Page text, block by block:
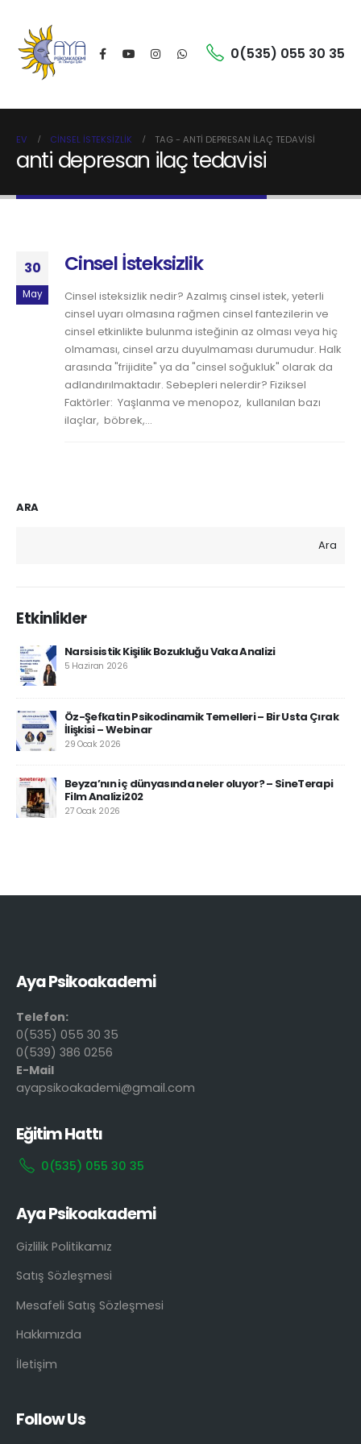
0(535) 055 30 35
EV CINSEL İSTEKSIZLIK TAG - ANTI DEPRESAN ILAÇ TEDAVISI
anti depresan ilaç tedavisi
30
May
Cinsel İsteksizlik
Cinsel isteksizlik nedir? Azalmış cinsel istek, yeterli
cinsel uyarı olmasına rağmen cinsel fantezilerin ve
cinsel etkinlikte bulunma isteğinin az olması veya hiç
olmaması, cinsel arzu duyulmaması durumudur. Halk
arasında "frijidite" ya da "cinsel soğukluk" olarak da
adlandırılmaktadır. Sebepleri nelerdir? Fiziksel
Faktörler: Yaşlanma ve menopoz, kullanılan bazı
ilaçlar, böbrek,...
ARA
Ara
Etkinlikler
Narsisistik Kişilik Bozukluğu Vaka Analizi
5 Haziran 2026
Öz-Şefkatin Psikodinamik Temelleri – Bir Usta Çırak
İlişkisi – Webinar
29 Ocak 2026
Beyza’nın iç dünyasında neler oluyor? – SineTerapi
Film Analizi202
27 Ocak 2026
Aya Psikoakademi
Telefon:
0(535) 055 30 35
0(539) 386 0256
E-Mail
ayapsikoakademi@gmail.com
Eğitim Hattı
0(535) 055 30 35
Aya Psikoakademi
Gizlilik Politikamız
Satış Sözleşmesi
Mesafeli Satış Sözleşmesi
Hakkımızda
İletişim
Follow Us